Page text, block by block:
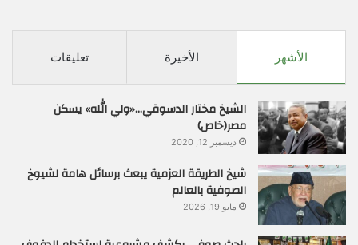
الأشهر الأخيرة تعليقات
الشيخ مختار الدسوقي…«ولي الله» يسكن
مصر(خاص)
ديسمبر 12, 2020
شيخ الطريقة العزمية يبعث برسائل هامة لشيوخ
الصوفية بالعالم
مايو 19, 2026